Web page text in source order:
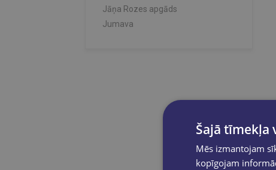
Jāņa Rozes apgāds
Jumava
Šajā
Mēs izmantojam
kopīgojam